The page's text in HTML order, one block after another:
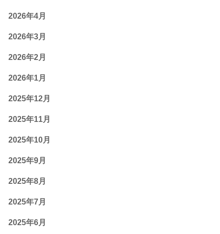
2026年4月
2026年3月
2026年2月
2026年1月
2025年12月
2025年11月
2025年10月
2025年9月
2025年8月
2025年7月
2025年6月